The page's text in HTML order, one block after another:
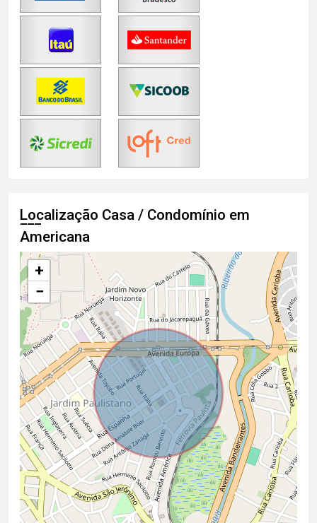
Localização Casa / Condomínio em
Americana
+
−